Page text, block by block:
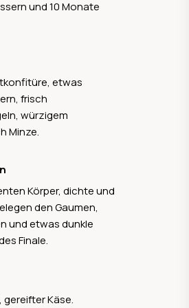
di Cama und
aus getrockneten
classico und
war
die als erste in
Wine“ erhielt. Sie wurde
gebaut, nutzt
und 10 Monate
etwas
frisch
würzigem
Minze.
Körper, dichte und
den Gaumen,
und etwas dunkle
Finale.
gereifter Käse.